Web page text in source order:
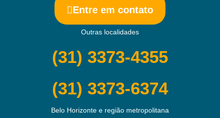
Entre em contato
Outras localidades
(31) 3373-4355
(31) 3373-6374
Belo Horizonte e região metropolitana